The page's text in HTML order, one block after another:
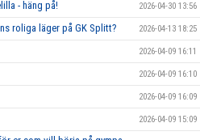
- häng på! 2026-04-30 13:56
roliga läger på GK Splitt? 2026-04-13 18:25
2026-04-09 16:11
2026-04-09 16:10
2026-04-09 16:09
2026-04-09 15:09